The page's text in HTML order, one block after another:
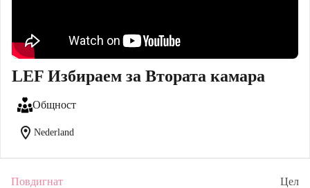
LEF Избираем за Втората камара
Общност
location_on Nederland
Повдигнат Цел